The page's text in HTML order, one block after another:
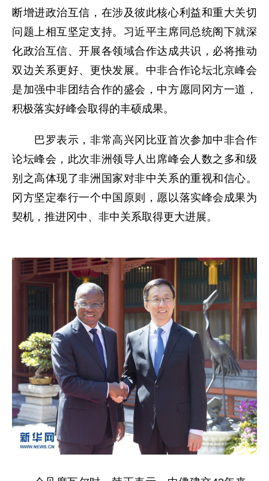
断增进政治互信，在涉及彼此核心利益和重大关切
问题上相互坚定支持。习近平主席同总统阁下就深
化政治互信、开展各领域合作达成共识，必将推动
双边关系更好、更快发展。中非合作论坛北京峰会
是加强中非团结合作的盛会，中方愿同冈方一道，
积极落实好峰会取得的丰硕成果。
巴罗表示，非常高兴冈比亚首次参加中非合作
论坛峰会，此次非洲领导人出席峰会人数之多和级
别之高体现了非洲国家对非中关系的重视和信心。
冈方坚定奉行一个中国原则，愿以落实峰会成果为
契机，推进冈中、非中关系取得更大进展。